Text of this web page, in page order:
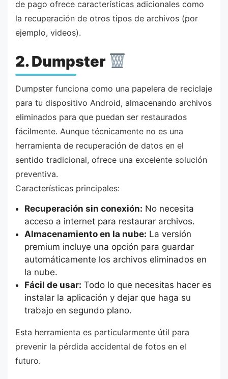
de pago ofrece características adicionales como
la recuperación de otros tipos de archivos (por
ejemplo, videos).
2. Dumpster
Dumpster funciona como una papelera de reciclaje
para tu dispositivo Android, almacenando archivos
eliminados para que puedan ser restaurados
fácilmente. Aunque técnicamente no es una
herramienta de recuperación de datos en el
sentido tradicional, ofrece una excelente solución
preventiva.
Características principales:
Recuperación sin conexión: No necesita
acceso a internet para restaurar archivos.
Almacenamiento en la nube: La versión
premium incluye una opción para guardar
automáticamente los archivos eliminados en
la nube.
Fácil de usar: Todo lo que necesitas hacer es
instalar la aplicación y dejar que haga su
trabajo en segundo plano.
Esta herramienta es particularmente útil para
prevenir la pérdida accidental de fotos en el
futuro.